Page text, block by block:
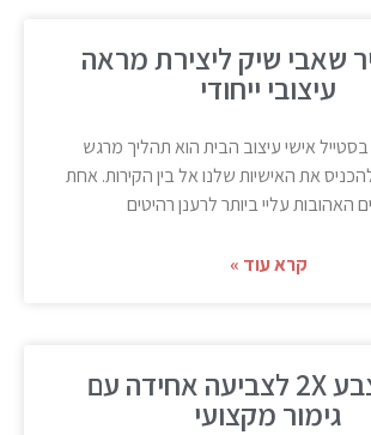
שאבי שיק ליצירת מראה
עיצובי ייחודי
אישי עיצוב הבית הוא תהליך מרגש
את האישיות שלנו אל בין הקירות. אחת
האהובות עליי ביותר לרענן רהיטים
קרא עוד »
ספריי צבע 2X לצביעה אחידה עם
גימור מקצועי